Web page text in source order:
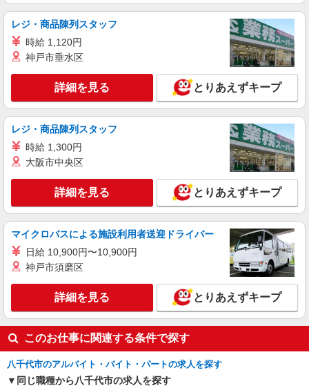
株式会社バイトレ（ADM816002）
コツコツ派歓迎｜見る・分ける・貼るだけ♪倉
時給1400円（就業先により異なる）
千葉県八千代市
キープ 詳細を見る
アルバイト パート
株式会社バイトレ（ADM815785）
コツコツ派歓迎｜見る・分ける・貼るだけ♪倉
庫内軽作業
時給1300円（就業先により異なる）
千葉県八千代市
詳細を見る
レジ・商品陳列スタッフ
時給 1,120円
神戸市垂水区
詳細を見る とりあえずキープ
レジ・商品陳列スタッフ
時給 1,300円
大阪市中央区
詳細を見る とりあえずキープ
マイクロバスによる施設利用者送迎ドライバー
日給 10,900円〜10,900円
神戸市須磨区
詳細を見る とりあえずキープ
このお仕事に関連する条件で探す
八千代市のアルバイト・バイト・パートの求人を探す
同じ職種から八千代市の求人を探す